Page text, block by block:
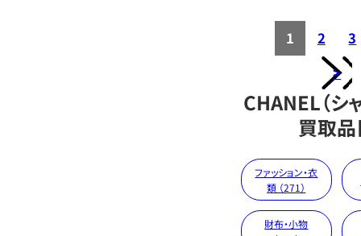
1 2
3
>
CHANEL（シ
買取
ファッション・衣
類 （271）
財布・小物